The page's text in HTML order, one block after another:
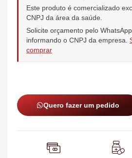
Este produto é comercializado
CNPJ da área da saúde.
Solicite orçamento pelo
informando o CNPJ da empresa.
comprar
Quero fazer um pedido